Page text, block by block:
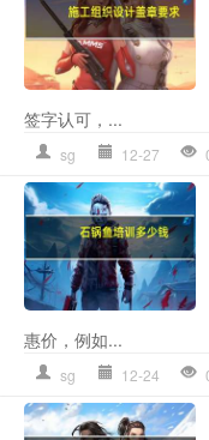
签字认可，...
sg 12-27
惠价，例如...
sg 12-24